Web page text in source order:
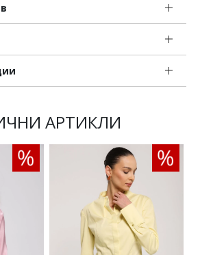
АРТИКЛИ